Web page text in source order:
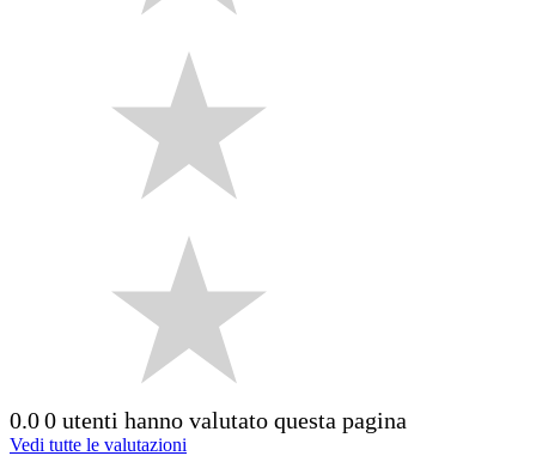
0.00 utenti hanno valutato questa pagina
Vedi tutte le valutazioni